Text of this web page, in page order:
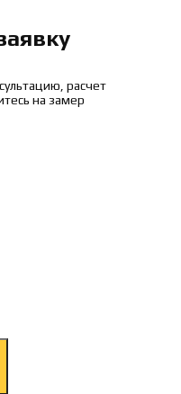
расчет
на замер